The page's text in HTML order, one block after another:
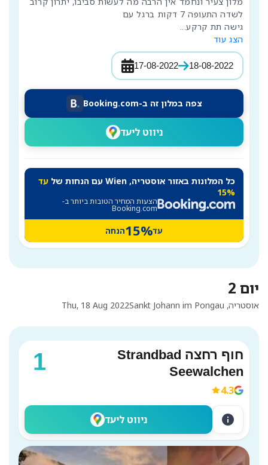
גישה תת קרקע...
הצג עוד
17-08-2022 18-08-2022
צפה במלון זה ב-Booking.com
ניווט ליעד
כל המלונות באזור אוסטריה, Wien עם הנחות של
עד
15%
הצעות המחיר הטובות ביותר ב-
Booking.com
עד15%הנחה
יום 2
Thu, 18 Aug 2022 אוסטריה, Sankt Johann im Pongau
1
חוף רחצה Strandbad
Seewalchen
4.3
ניווט ליעד info